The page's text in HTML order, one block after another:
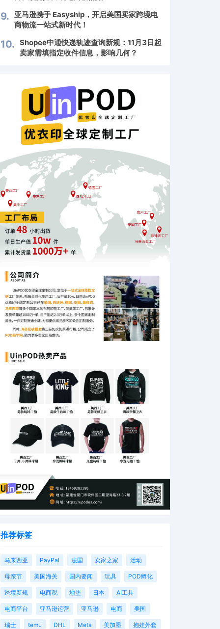
9. 亚马逊携手 Easyship，开启美国卖家跨境电
商物流一站式新时代！
10. Shopee中通快递轨迹查询新规：11月3日起
卖家需填指定收件信息，影响几何？
推荐标签
马来西亚 PayPal 法国 卖家之家 活动
母亲节 美国海关 国内要闻 玩具 POD孵化
跨境新规 电商税 地垫 日本 AI工具
电商平台 亚马逊运营 亚马逊 电商 美国
瑞士 temu DHL Meta 美加墨 抱娃外套